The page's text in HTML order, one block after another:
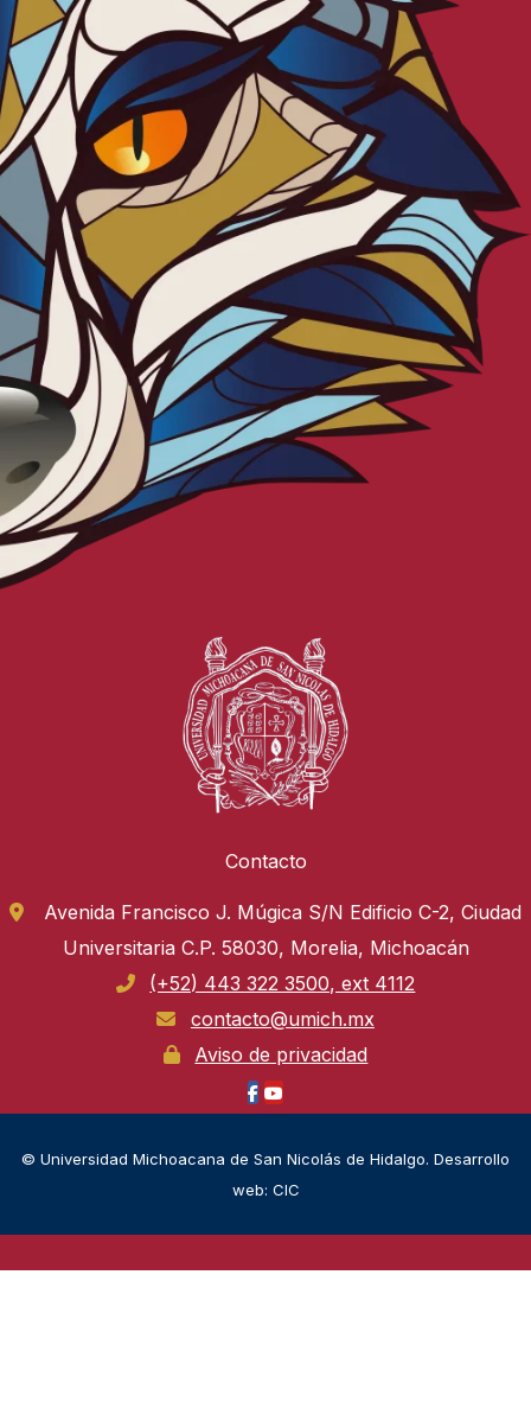
Contacto
Avenida Francisco J. Múgica S/N Edificio C-2, Ciudad
Universitaria C.P. 58030, Morelia, Michoacán
(+52) 443 322 3500, ext 4112
contacto@umich.mx
Aviso de privacidad
© Universidad Michoacana de San Nicolás de Hidalgo. Desarrollo
web: CIC